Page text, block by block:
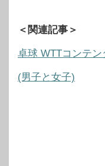
＜関連記事＞
卓球 WTTコンテ
(男子と女子)